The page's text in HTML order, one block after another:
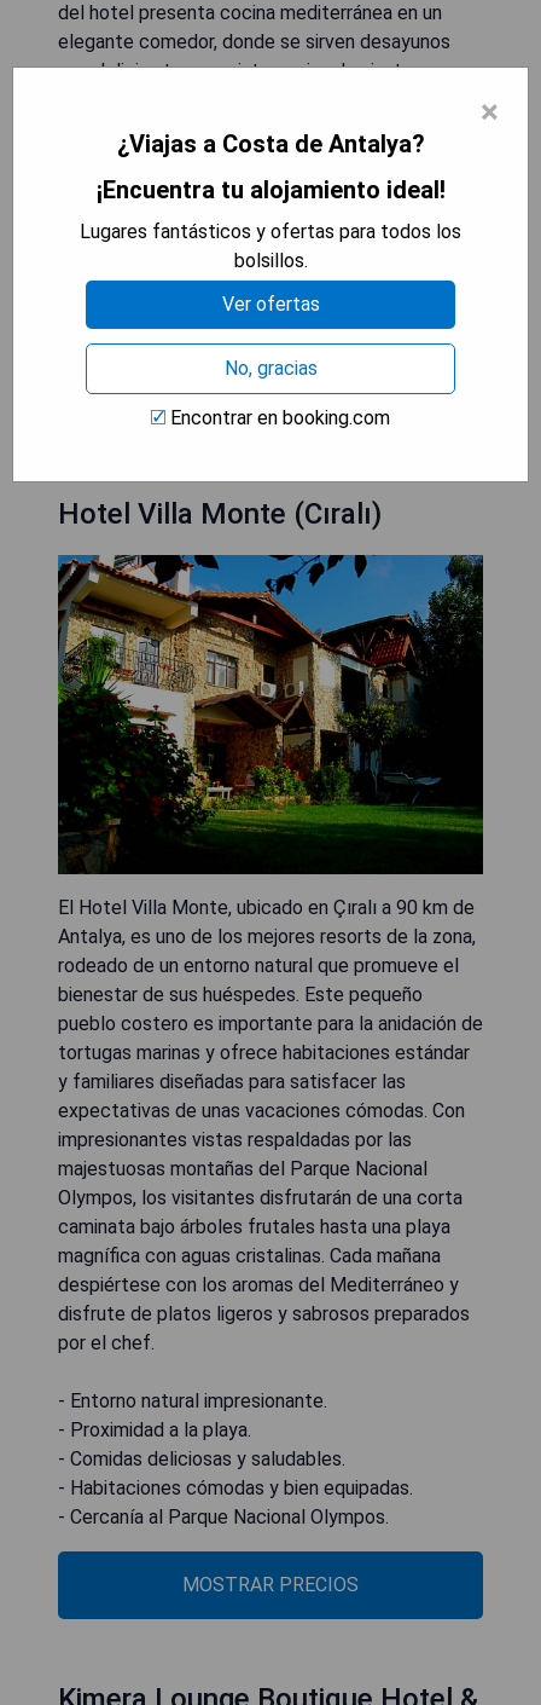
del hotel presenta cocina mediterránea en un
elegante comedor, donde se sirven desayunos
con delicias turcas e internacionales junto a una
encuentra a 13 km y el aeropuerto Gazipasa está
a 45 km.
- Spa completo con sauna y baño turco
- Piscina al aire libre e interior
- Cocina mediterránea gourmet
- Habitaciones únicas con comodidades modernas
MOSTRAR PRECIOS
Hotel Villa Monte (Cıralı)
El Hotel Villa Monte, ubicado en Çıralı a 90 km de
Antalya, es uno de los mejores resorts de la zona,
rodeado de un entorno natural que promueve el
bienestar de sus huéspedes. Este pequeño
pueblo costero es importante para la anidación de
tortugas marinas y ofrece habitaciones estándar
y familiares diseñadas para satisfacer las
expectativas de unas vacaciones cómodas. Con
impresionantes vistas respaldadas por las
majestuosas montañas del Parque Nacional
Olympos, los visitantes disfrutarán de una corta
caminata bajo árboles frutales hasta una playa
magnífica con aguas cristalinas. Cada mañana
despiértese con los aromas del Mediterráneo y
disfrute de platos ligeros y sabrosos preparados
por el chef.
- Entorno natural impresionante.
- Proximidad a la playa.
- Comidas deliciosas y saludables.
- Habitaciones cómodas y bien equipadas.
- Cercanía al Parque Nacional Olympos.
MOSTRAR PRECIOS
×
¿Viajas a Costa de Antalya?
¡Encuentra tu alojamiento ideal!
Lugares fantásticos y ofertas para todos los
bolsillos.
Ver ofertas
No, gracias
Encontrar en booking.com